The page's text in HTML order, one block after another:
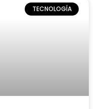
TECNOLOGÍA